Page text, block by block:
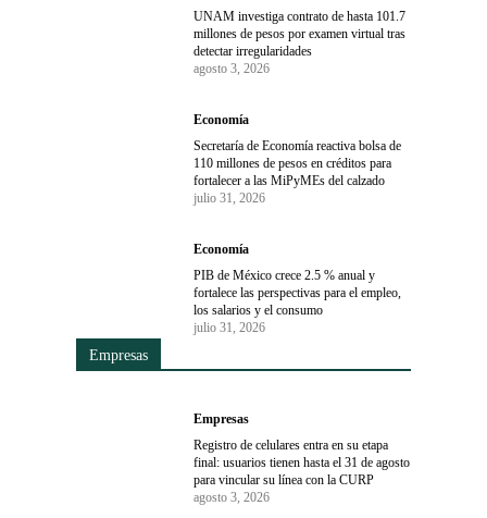
UNAM investiga contrato de hasta 101.7
millones de pesos por examen virtual tras
detectar irregularidades
agosto 3, 2026
Economía
Secretaría de Economía reactiva bolsa de
110 millones de pesos en créditos para
fortalecer a las MiPyMEs del calzado
julio 31, 2026
Economía
PIB de México crece 2.5 % anual y
fortalece las perspectivas para el empleo,
los salarios y el consumo
julio 31, 2026
Empresas
Empresas
Registro de celulares entra en su etapa
final: usuarios tienen hasta el 31 de agosto
para vincular su línea con la CURP
agosto 3, 2026